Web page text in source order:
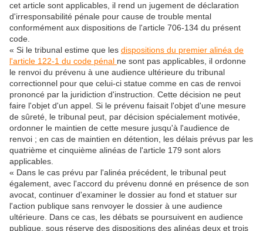
cet article sont applicables, il rend un jugement de déclaration
d'irresponsabilité pénale pour cause de trouble mental
conformément aux dispositions de l'article 706-134 du présent
code.
« Si le tribunal estime que les dispositions du premier alinéa de
l'article 122-1 du code pénal ne sont pas applicables, il ordonne
le renvoi du prévenu à une audience ultérieure du tribunal
correctionnel pour que celui-ci statue comme en cas de renvoi
prononcé par la juridiction d'instruction. Cette décision ne peut
faire l'objet d'un appel. Si le prévenu faisait l'objet d'une mesure
de sûreté, le tribunal peut, par décision spécialement motivée,
ordonner le maintien de cette mesure jusqu'à l'audience de
renvoi ; en cas de maintien en détention, les délais prévus par les
quatrième et cinquième alinéas de l'article 179 sont alors
applicables.
« Dans le cas prévu par l'alinéa précédent, le tribunal peut
également, avec l'accord du prévenu donné en présence de son
avocat, continuer d'examiner le dossier au fond et statuer sur
l'action publique sans renvoyer le dossier à une audience
ultérieure. Dans ce cas, les débats se poursuivent en audience
publique, sous réserve des dispositions des alinéas deux et trois